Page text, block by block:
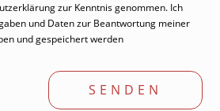
zur Kenntnis genommen. Ich
und Daten zur Beantwortung meiner
und gespeichert werden
SENDEN